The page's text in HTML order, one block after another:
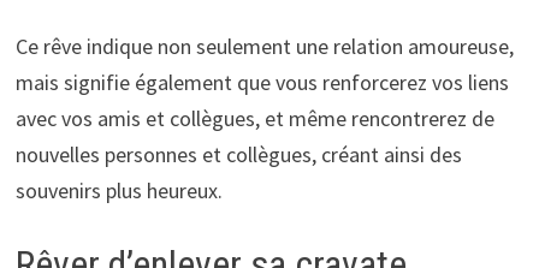
Ce rêve indique non seulement une relation amoureuse,
mais signifie également que vous renforcerez vos liens
avec vos amis et collègues, et même rencontrerez de
nouvelles personnes et collègues, créant ainsi des
souvenirs plus heureux.